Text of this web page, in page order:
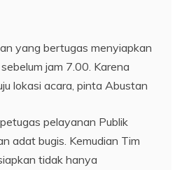
yang bertugas menyiapkan
jam 7.00. Karena
lokasi acara, pinta Abustan
pelayanan Publik
adat bugis. Kemudian Tim
tidak hanya